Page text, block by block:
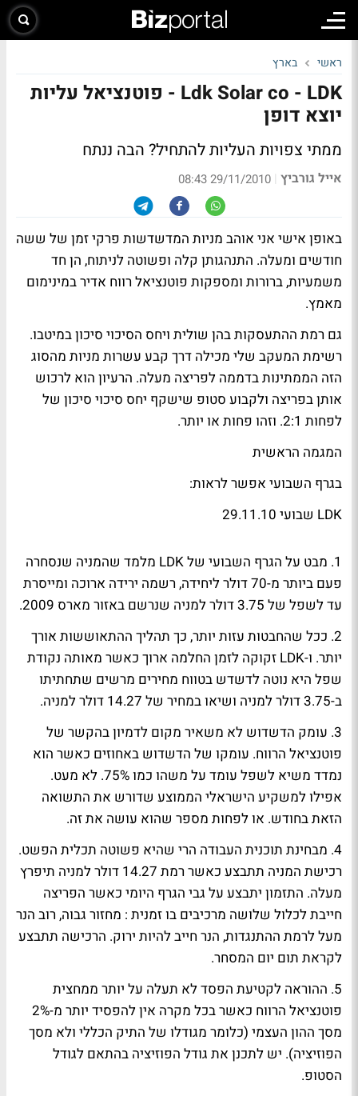
ראשי בארץ
Ldk Solar co - LDK - פוטנציאל עליות
יוצא דופן
ממתי צפויות העליות להתחיל? הבה ננתח
אייל גורביץ |
29/11/2010 08:43
באופן אישי אני אוהב מניות המדשדשות פרקי זמן של ששה
חודשים ומעלה. התנהגותן קלה ופשוטה לניתוח, הן חד
משמעיות, ברורות ומספקות פוטנציאל רווח אדיר במינימום
מאמץ.
גם רמת ההתעסקות בהן שולית ויחס הסיכוי סיכון במיטבו.
רשימת המעקב שלי מכילה דרך קבע עשרות מניות מהסוג
הזה הממתינות בדממה לפריצה מעלה. הרעיון הוא לרכוש
אותן בפריצה ולקבוע סטופ שישקף יחס סיכוי סיכון של
לפחות 2:1. וזהו פחות או יותר.
המגמה הראשית
בגרף השבועי אפשר לראות:
LDK שבועי 29.11.10
1. מבט על הגרף השבועי של LDK מלמד שהמניה שנסחרה
פעם ביותר מ-70 דולר ליחידה, רשמה ירידה ארוכה ומייסרת
עד לשפל של 3.75 דולר למניה שנרשם באזור מארס 2009.
2. ככל שהחבטות עזות יותר, כך תהליך ההתאוששות אורך
יותר. ו-LDK זקוקה לזמן החלמה ארוך כאשר מאותה נקודת
שפל היא נוטה לדשדש בטווח מחירים מרשים שתחתיתו
ב-3.75 דולר למניה ושיאו במחיר של 14.27 דולר למניה.
3. עומק הדשדוש לא משאיר מקום לדמיון בהקשר של
פוטנציאל הרווח. עומקו של הדשדוש באחוזים כאשר הוא
נמדד משיא לשפל עומד על משהו כמו 75%. לא מעט.
אפילו למשקיע הישראלי הממוצע שדורש את התשואה
הזאת בחודש. או לפחות מספר שהוא עושה את זה.
4. מבחינת תוכנית העבודה הרי שהיא פשוטה תכלית הפשט.
רכישת המניה תתבצע כאשר רמת 14.27 דולר למניה תיפרץ
מעלה. התזמון יתבצע על גבי הגרף היומי כאשר הפריצה
חייבת לכלול שלושה מרכיבים בו זמנית : מחזור גבוה, רוב הנר
מעל לרמת ההתנגדות, הנר חייב להיות ירוק. הרכישה תתבצע
לקראת תום יום המסחר.
5. ההוראה לקטיעת הפסד לא תעלה על יותר ממחצית
פוטנציאל הרווח כאשר בכל מקרה אין להפסיד יותר מ-2%
מסך ההון העצמי (כלומר מגודלו של התיק הכללי ולא מסך
הפוזיציה). יש לתכנן את גודל הפוזיציה בהתאם לגודל
הסטופ.